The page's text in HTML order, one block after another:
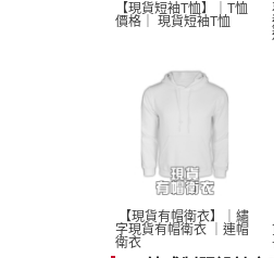
【現貨短袖T恤】｜T恤
價格｜ 現貨短袖T恤
字現貨有帽衛衣 ｜連帽
衛衣